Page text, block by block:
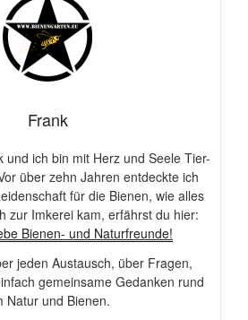
Frank
und ich bin mit Herz und Seele Tier-
über zehn Jahren entdeckte ich
für die Bienen, wie alles
zur Imkerei kam, erfährst du hier:
Bienen- und Naturfreunde!
jeden Austausch, über Fragen,
gemeinsame Gedanken rund
Natur und Bienen.